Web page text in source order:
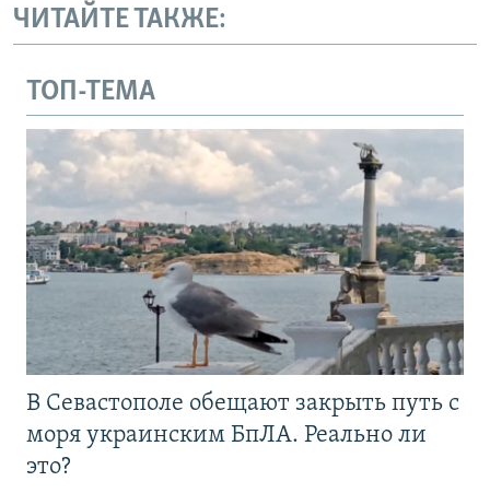
ЧИТАЙТЕ ТАКЖЕ:
ТОП-ТЕМА
В Севастополе обещают закрыть путь с
моря украинским БпЛА. Реально ли
это?